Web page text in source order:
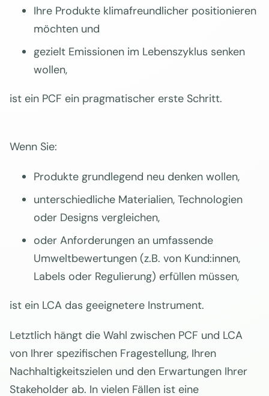
Ihre Produkte klimafreundlicher positionieren
möchten und
gezielt Emissionen im Lebenszyklus senken
wollen,
ist ein PCF ein pragmatischer erste Schritt.
Wenn Sie:
Produkte grundlegend neu denken wollen,
unterschiedliche Materialien, Technologien
oder Designs vergleichen,
oder Anforderungen an umfassende
Umweltbewertungen (z.B. von Kund:innen,
Labels oder Regulierung) erfüllen müssen,
ist ein LCA das geeignetere Instrument.
Letztlich hängt die Wahl zwischen PCF und LCA
von Ihrer spezifischen Fragestellung, Ihren
Nachhaltigkeitszielen und den Erwartungen Ihrer
Stakeholder ab. In vielen Fällen ist eine